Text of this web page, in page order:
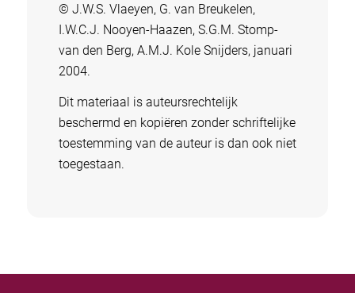
© J.W.S. Vlaeyen, G. van Breukelen,
I.W.C.J. Nooyen-Haazen, S.G.M. Stomp-
van den Berg, A.M.J. Kole Snijders, januari
2004.
Dit materiaal is auteursrechtelijk
beschermd en kopiëren zonder schriftelijke
toestemming van de auteur is dan ook niet
toegestaan.